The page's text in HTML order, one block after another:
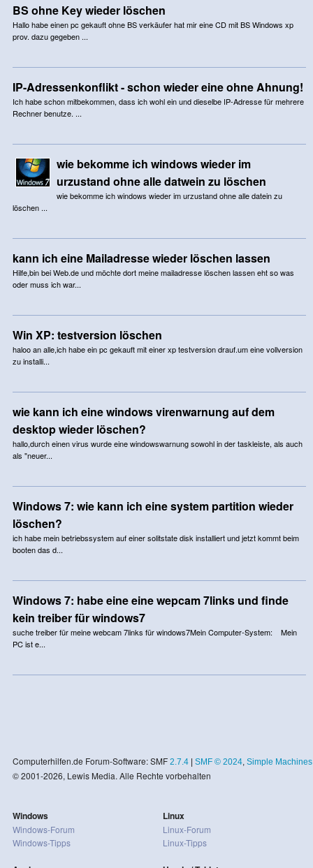
BS ohne Key wieder löschen
Hallo habe einen pc gekauft ohne BS verkäufer hat mir eine CD mit BS Windows xp
prov. dazu gegeben ...
IP-Adressenkonflikt - schon wieder eine ohne Ahnung!
Ich habe schon mitbekommen, dass ich wohl ein und dieselbe IP-Adresse für mehrere
Rechner benutze. ...
wie bekomme ich windows wieder im
urzustand ohne alle datwein zu löschen
wie bekomme ich windows wieder im urzustand ohne alle datein zu
löschen ...
kann ich eine Mailadresse wieder löschen lassen
Hilfe,bin bei Web.de und möchte dort meine mailadresse löschen lassen eht so was
oder muss ich war...
Win XP: testversion löschen
haloo an alle,ich habe ein pc gekauft mit einer xp testversion drauf.um eine vollversion
zu installi...
wie kann ich eine windows virenwarnung auf dem
desktop wieder löschen?
hallo,durch einen virus wurde eine windowswarnung sowohl in der taskleiste, als auch
als "neuer...
Windows 7: wie kann ich eine system partition wieder
löschen?
ich habe mein betriebssystem auf einer solitstate disk installiert und jetzt kommt beim
booten das d...
Windows 7: habe eine eine wepcam 7links und finde
kein treiber für windows7
suche treiber für meine webcam 7links für windows7Mein Computer-System: Mein
PC ist e...
Computerhilfen.de Forum-Software: SMF 2.7.4| SMF © 2024, Simple Machines
© 2001-2026, Lewis Media. Alle Rechte vorbehalten
Windows
Windows-Forum
Windows-Tipps
Linux
Linux-Forum
Linux-Tipps